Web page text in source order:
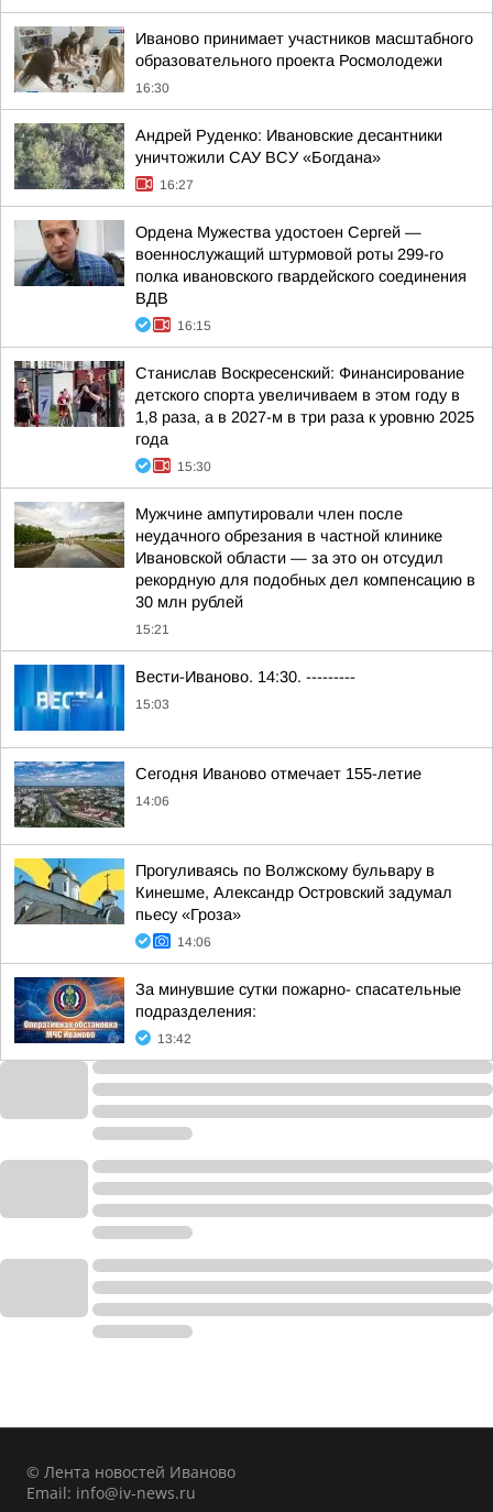
Иваново принимает участников масштабного
образовательного проекта Росмолодежи
16:30
Андрей Руденко: Ивановские десантники
уничтожили САУ ВСУ «Богдана»
16:27
Ордена Мужества удостоен Сергей —
военнослужащий штурмовой роты 299-го
полка ивановского гвардейского соединения
ВДВ
16:15
Станислав Воскресенский: Финансирование
детского спорта увеличиваем в этом году в
1,8 раза, а в 2027-м в три раза к уровню 2025
года
15:30
Мужчине ампутировали член после
неудачного обрезания в частной клинике
Ивановской области — за это он отсудил
рекордную для подобных дел компенсацию в
30 млн рублей
15:21
Вести-Иваново. 14:30. ---------
15:03
Сегодня Иваново отмечает 155-летие
14:06
Прогуливаясь по Волжскому бульвару в
Кинешме, Александр Островский задумал
пьесу «Гроза»
14:06
За минувшие сутки пожарно- спасательные
подразделения:
13:42
© Лента новостей Иваново
Email: info@iv-news.ru